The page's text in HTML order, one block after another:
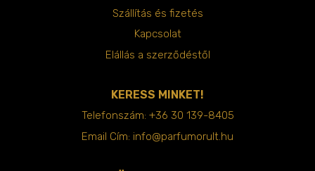
Szállítás és fizetés
Kapcsolat
Elállás a szerződéstől
KERESS MINKET!
Telefonszám: +36 30 139-8405
Email Cím: info@parfumorult.hu